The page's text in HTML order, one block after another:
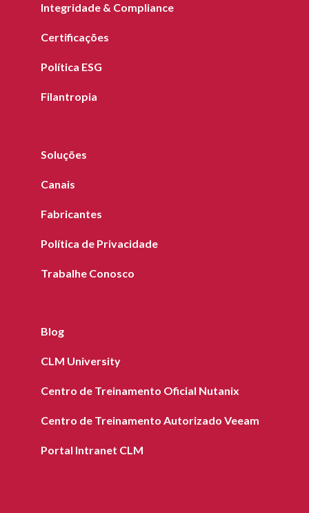
Integridade & Compliance
Certificações
Política ESG
Filantropia
Soluções
Canais
Fabricantes
Política de Privacidade
Trabalhe Conosco
Blog
CLM University
Centro de Treinamento Oficial Nutanix
Centro de Treinamento Autorizado Veeam
Portal Intranet CLM